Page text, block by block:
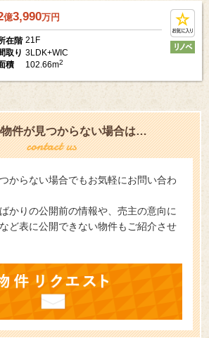
億3,990万円
在階 21F
取り 3LDK+WIC
積
102.66m2
件が見つからない場合は…
からない場合でもお気軽にお問い合わ
かりの公開前の情報や、売主の意向に
ど表に公開できない物件もご紹介させ